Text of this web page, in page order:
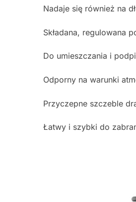
Nadaje się również na
Składana, regulowana
Do umieszczania i
Odporny na warunki
Przyczepne szczeble
Łatwy i szybki do